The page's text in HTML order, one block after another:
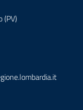
(PV)